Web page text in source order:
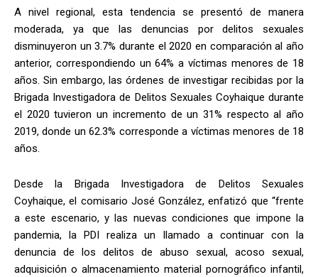
A nivel regional, esta tendencia se presentó de manera
moderada, ya que las denuncias por delitos sexuales
disminuyeron un 3.7% durante el 2020 en comparación al año
anterior, correspondiendo un 64% a víctimas menores de 18
años. Sin embargo, las órdenes de investigar recibidas por la
Brigada Investigadora de Delitos Sexuales Coyhaique durante
el 2020 tuvieron un incremento de un 31% respecto al año
2019, donde un 62.3% corresponde a víctimas menores de 18
años.
Desde la Brigada Investigadora de Delitos Sexuales
Coyhaique, el comisario José González, enfatizó que “frente
a este escenario, y las nuevas condiciones que impone la
pandemia, la PDI realiza un llamado a continuar con la
denuncia de los delitos de abuso sexual, acoso sexual,
adquisición o almacenamiento material pornográfico infantil,